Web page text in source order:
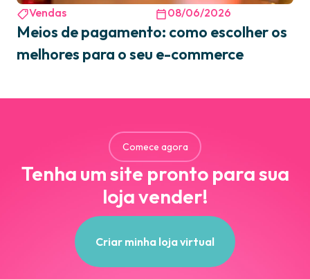
Vendas 08/06/2026
Meios de pagamento: como escolher os
melhores para o seu e-commerce
Comece agora
Tenha um site pronto para sua
loja vender!
Criar minha loja virtual